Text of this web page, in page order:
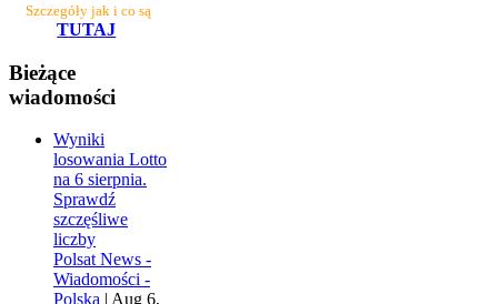
Szczegóły jak i co są
TUTAJ
Bieżące
wiadomości
Wyniki
losowania Lotto
na 6 sierpnia.
Sprawdź
szczęśliwe
liczby
Polsat News -
Wiadomości -
Polska | Aug 6,